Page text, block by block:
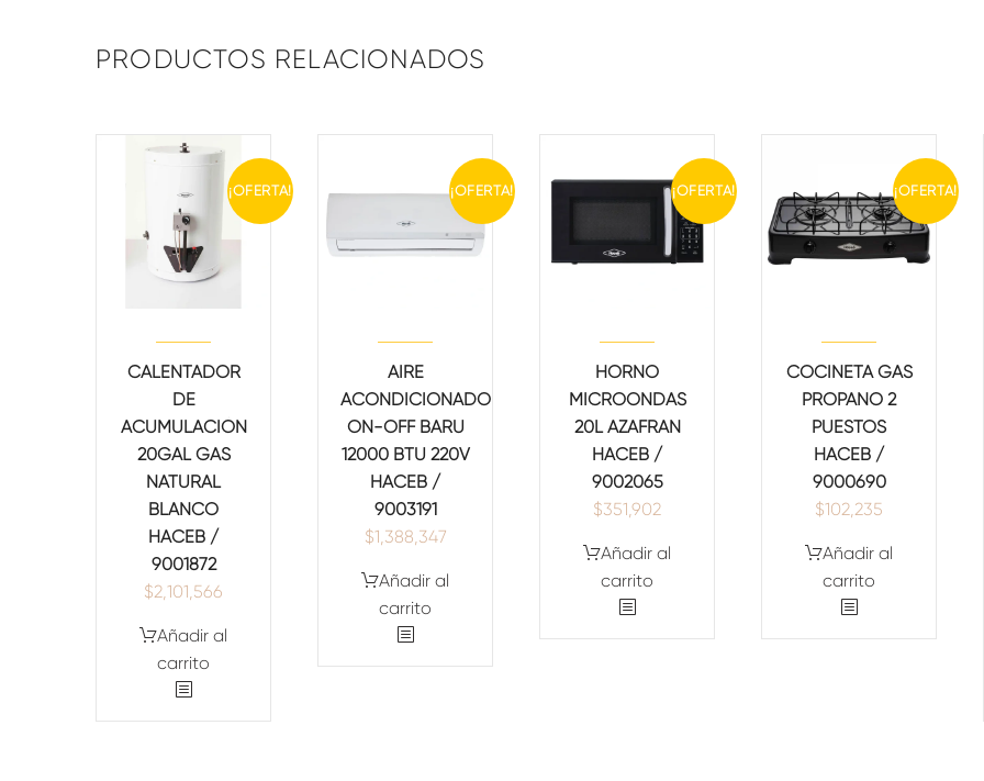
PRODUCTOS RELACIONADOS
¡OFERTA!
CALENTADOR
DE
ACUMULACIÓN
20GAL GAS
NATURAL
BLANCO
HACEB /
9001872
$2,101,566
Añadir al
carrito
¡OFERTA!
AIRE
ACONDICIONADO
ON-OFF BARU
12000 BTU 220V
HACEB /
9003191
$1,388,347
Añadir al
carrito
¡OFERTA!
HORNO
MICROONDAS
20L AZAFRAN
HACEB /
9002065
$351,902
Añadir al
carrito
¡OFERTA!
COCINETA GAS
PROPANO 2
PUESTOS
HACEB /
9000690
$102,235
Añadir al
carrito